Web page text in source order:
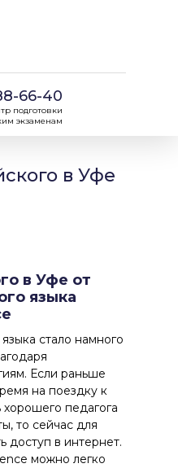
66-40
подготовки
экзаменам
в Уфе
в Уфе от
языка
стало намного
Если раньше
на поездку к
хорошего педагога
то сейчас для
доступ в интернет.
можно легко